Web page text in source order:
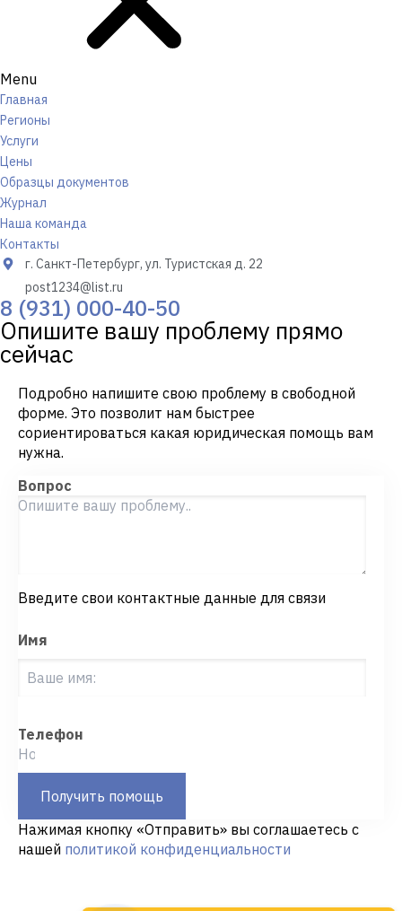
Menu
Главная
Регионы
Услуги
Цены
Образцы документов
Журнал
Наша команда
Контакты
г. Санкт-Петербург, ул. Туристская д. 22
post1234@list.ru
8 (931) 000-40-50
Опишите вашу проблему прямо
сейчас
Подробно напишите свою проблему в свободной
форме. Это позволит нам быстрее
сориентироваться какая юридическая помощь вам
нужна.
Вопрос
Введите свои контактные данные для связи
Имя
Телефон
Получить помощь
Нажимая кнопку «Отправить» вы соглашаетесь с
нашей политикой конфиденциальности